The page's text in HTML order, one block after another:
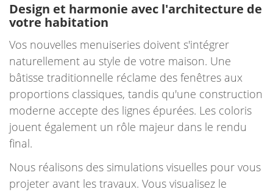
Design et harmonie avec l'architecture de
votre habitation
Vos nouvelles menuiseries doivent s'intégrer
naturellement au style de votre maison. Une
bâtisse traditionnelle réclame des fenêtres aux
proportions classiques, tandis qu'une construction
moderne accepte des lignes épurées. Les coloris
jouent également un rôle majeur dans le rendu
final.
Nous réalisons des simulations visuelles pour vous
projeter avant les travaux. Vous visualisez le